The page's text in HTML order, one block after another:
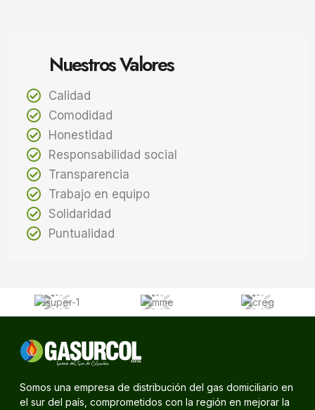
Nuestros Valores
Calidad
Comodidad
Honestidad
Responsabilidad social
Transparencia
Trabajo en equipo
Solidaridad
Puntualidad
Somos una empresa de distribución del gas domiciliario en
el sur del país, comprometidos con la región en mejorar la